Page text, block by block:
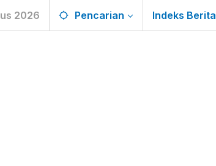
2026 Pencarian Indeks Berita